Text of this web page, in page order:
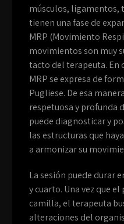
músculos, ligamentos,
tienen una fase de
MRP (Movimiento
movimientos son muy
tacto del terapeuta. En
MRP se expresa de
Pugliese. De esa
respetuosa y profunda
puede diagnosticar y
las estructuras que
a armonizar su
La sesión puede durar
y cuarto. Una vez que
camilla, el terapeuta
alteraciones del